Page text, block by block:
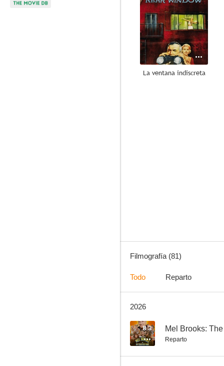
La ventana indiscreta
Horas desesperadas
7.4
Filmografía (81)
Todo Reparto
2026
8.3 Mel Brooks:
Reparto